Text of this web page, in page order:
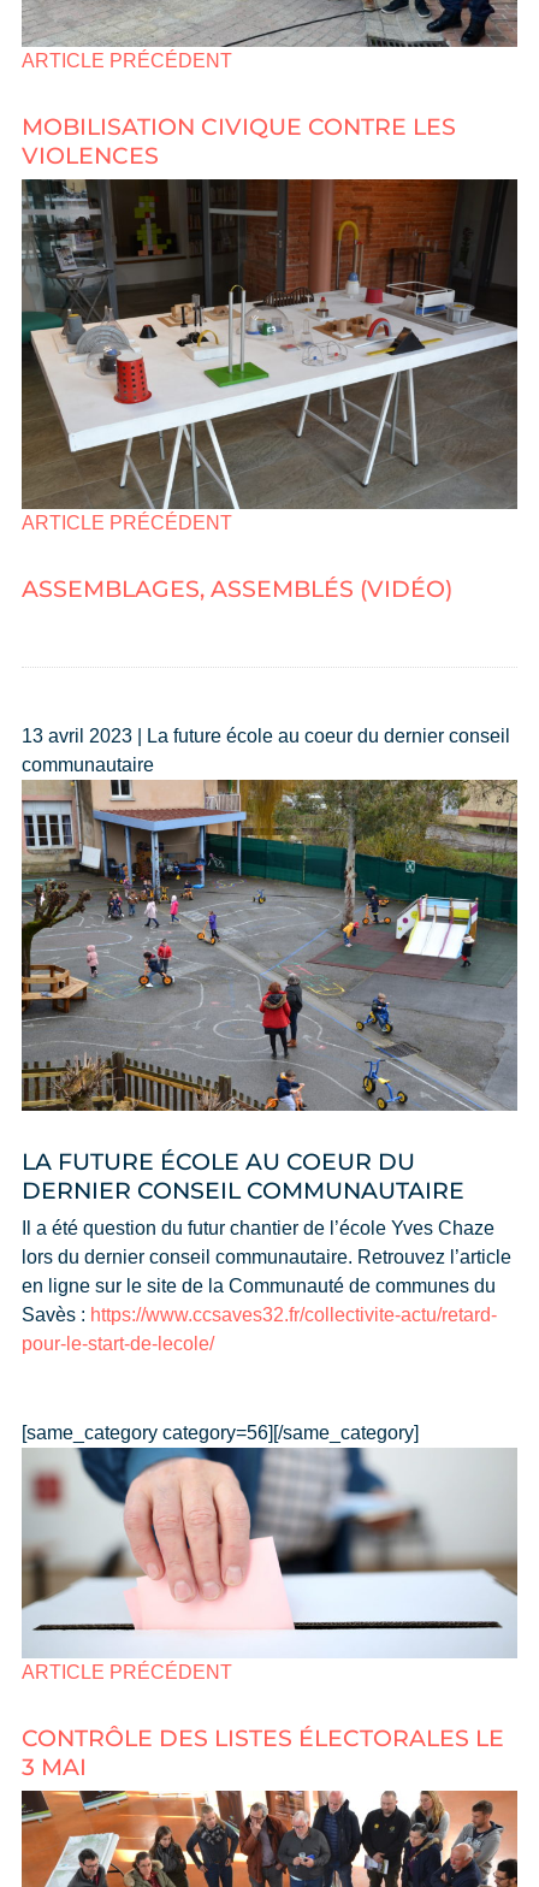
ARTICLE PRÉCÉDENT
MOBILISATION CIVIQUE CONTRE LES
VIOLENCES
ARTICLE PRÉCÉDENT
ASSEMBLAGES, ASSEMBLÉS (VIDÉO)
13 avril 2023 | La future école au coeur du dernier conseil
communautaire
LA FUTURE ÉCOLE AU COEUR DU
DERNIER CONSEIL COMMUNAUTAIRE
Il a été question du futur chantier de l’école Yves Chaze
lors du dernier conseil communautaire. Retrouvez l’article
en ligne sur le site de la Communauté de communes du
Savès : https://www.ccsaves32.fr/collectivite-actu/retard-
pour-le-start-de-lecole/
[same_category category=56][/same_category]
ARTICLE PRÉCÉDENT
CONTRÔLE DES LISTES ÉLECTORALES LE
3 MAI